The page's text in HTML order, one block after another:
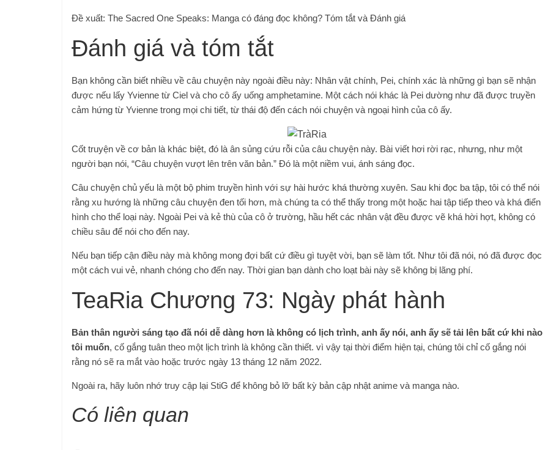
Đề xuất: The Sacred One Speaks: Manga có đáng đọc không? Tóm tắt và Đánh giá
Đánh giá và tóm tắt
Bạn không cần biết nhiều về câu chuyện này ngoài điều này: Nhân vật chính, Pei, chính xác là những gì bạn sẽ nhận
được nếu lấy Yvienne từ Ciel và cho cô ấy uống amphetamine. Một cách nói khác là Pei dường như đã được truyền
cảm hứng từ Yvienne trong mọi chi tiết, từ thái độ đến cách nói chuyện và ngoại hình của cô ấy.
Cốt truyện về cơ bản là khác biệt, đó là ân sủng cứu rỗi của câu chuyện này. Bài viết hơi rời rạc, nhưng, như một
người bạn nói, “Câu chuyện vượt lên trên văn bản.” Đó là một niềm vui, ánh sáng đọc.
Câu chuyện chủ yếu là một bộ phim truyền hình với sự hài hước khá thường xuyên. Sau khi đọc ba tập, tôi có thể nói
rằng xu hướng là những câu chuyện đen tối hơn, mà chúng ta có thể thấy trong một hoặc hai tập tiếp theo và khá điển
hình cho thể loại này. Ngoài Pei và kẻ thù của cô ở trường, hầu hết các nhân vật đều được vẽ khá hời hợt, không có
chiều sâu để nói cho đến nay.
Nếu bạn tiếp cận điều này mà không mong đợi bất cứ điều gì tuyệt vời, bạn sẽ làm tốt. Như tôi đã nói, nó đã được đọc
một cách vui vẻ, nhanh chóng cho đến nay. Thời gian bạn dành cho loạt bài này sẽ không bị lãng phí.
TeaRia Chương 73: Ngày phát hành
Bản thân người sáng tạo đã nói dễ dàng hơn là không có lịch trình, anh ấy nói, anh ấy sẽ tải lên bất cứ khi nào
tôi muốn, cố gắng tuân theo một lịch trình là không cần thiết. vì vậy tại thời điểm hiện tại, chúng tôi chỉ cố gắng nói
rằng nó sẽ ra mắt vào hoặc trước ngày 13 tháng 12 năm 2022.
Ngoài ra, hãy luôn nhớ truy cập lại StiG để không bỏ lỡ bất kỳ bản cập nhật anime và manga nào.
Có liên quan